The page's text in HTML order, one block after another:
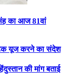
का आज 81वां
यूज करने का संदेश
की मांग बताई